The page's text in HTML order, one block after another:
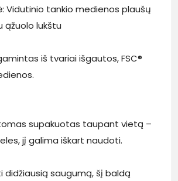
Vidutinio tankio medienos plaušų
ąžuolo lukštu
iš tvariai išgautos, FSC®
supakuotas taupant vietą –
jį galima iškart naudoti.
didžiausią saugumą, šį baldą